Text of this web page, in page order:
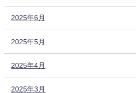
2025年6月
2025年5月
2025年4月
2025年3月